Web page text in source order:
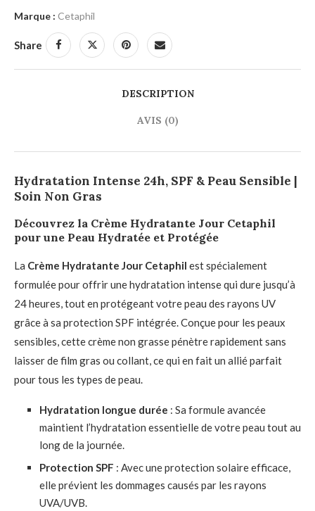
Marque : Cetaphil
Share
DESCRIPTION
AVIS (0)
Hydratation Intense 24h, SPF & Peau Sensible |
Soin Non Gras
Découvrez la Crème Hydratante Jour Cetaphil
pour une Peau Hydratée et Protégée
La Crème Hydratante Jour Cetaphil est spécialement
formulée pour offrir une hydratation intense qui dure jusqu’à
24 heures, tout en protégeant votre peau des rayons UV
grâce à sa protection SPF intégrée. Conçue pour les peaux
sensibles, cette crème non grasse pénètre rapidement sans
laisser de film gras ou collant, ce qui en fait un allié parfait
pour tous les types de peau.
Hydratation longue durée : Sa formule avancée
maintient l’hydratation essentielle de votre peau tout au
long de la journée.
Protection SPF : Avec une protection solaire efficace,
elle prévient les dommages causés par les rayons
UVA/UVB.